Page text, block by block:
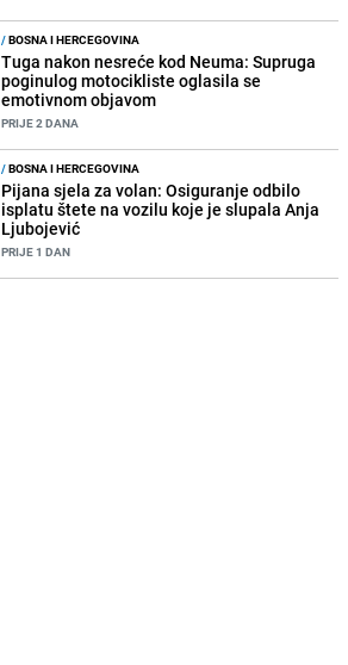
/BOSNA I HERCEGOVINA
Tuga nakon nesreće kod Neuma: Supruga
poginulog motocikliste oglasila se
emotivnom objavom
PRIJE 2 DANA
/BOSNA I HERCEGOVINA
Pijana sjela za volan: Osiguranje odbilo
isplatu štete na vozilu koje je slupala Anja
Ljubojević
PRIJE 1 DAN